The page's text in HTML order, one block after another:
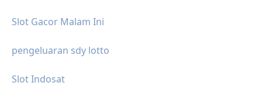
Slot Gacor Malam Ini
pengeluaran sdy lotto
Slot Indosat